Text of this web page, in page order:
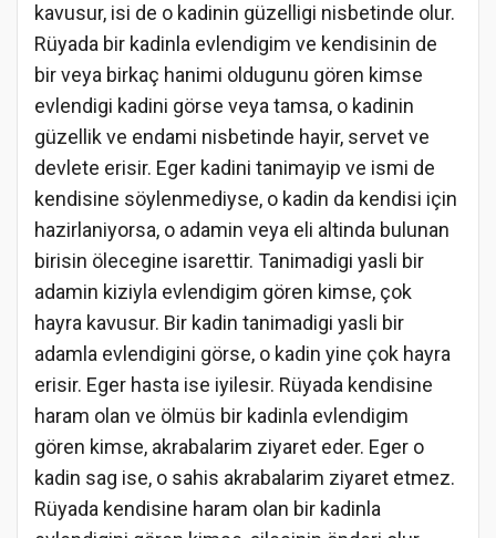
kavusur, isi de o kadinin güzelligi nisbetinde olur.
Rüyada bir kadinla evlendigim ve kendisinin de
bir veya birkaç hanimi oldugunu gören kimse
evlendigi kadini görse veya tamsa, o kadinin
güzellik ve endami nisbetinde hayir, servet ve
devlete erisir. Eger kadini tanimayip ve ismi de
kendisine söylenmediyse, o kadin da kendisi için
hazirlaniyorsa, o adamin veya eli altinda bulunan
birisin ölecegine isarettir. Tanimadigi yasli bir
adamin kiziyla evlendigim gören kimse, çok
hayra kavusur. Bir kadin tanimadigi yasli bir
adamla evlendigini görse, o kadin yine çok hayra
erisir. Eger hasta ise iyilesir. Rüyada kendisine
haram olan ve ölmüs bir kadinla evlendigim
gören kimse, akrabalarim ziyaret eder. Eger o
kadin sag ise, o sahis akrabalarim ziyaret etmez.
Rüyada kendisine haram olan bir kadinla